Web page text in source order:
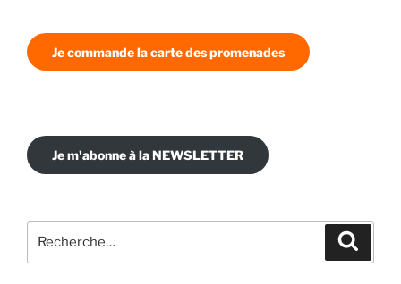
Je commande la carte des promenades
Je m'abonne à la NEWSLETTER
pour